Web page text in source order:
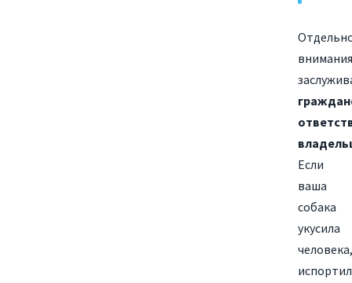
внимания
Если
ваша
собака
укусила
человека,